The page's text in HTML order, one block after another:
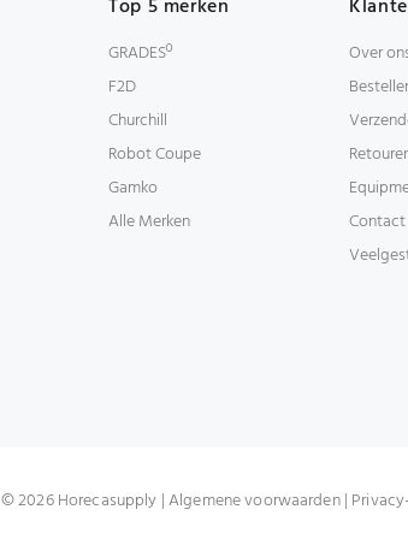
Top 5 merken
GRADESº
F2D
Churchill
Robot Coupe
Gamko
Alle Merken
Over
Contact
© 2026 Horecasupply |Algemene voorwaarden|